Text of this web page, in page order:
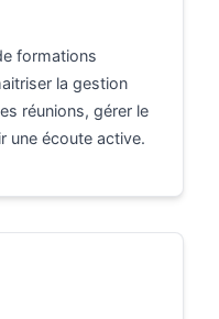
formations
la gestion
réunions, gérer le
une écoute active.